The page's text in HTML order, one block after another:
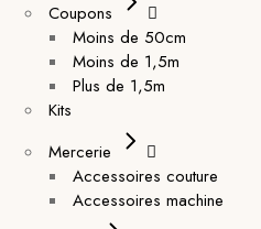
Coupons
Moins de 50cm
Moins de 1,5m
Plus de 1,5m
Kits
Mercerie
Accessoires couture
Accessoires machine